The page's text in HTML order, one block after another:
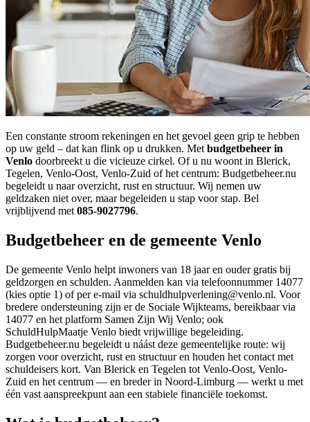
Een constante stroom rekeningen en het gevoel geen grip te hebben
op uw geld – dat kan flink op u drukken. Met budgetbeheer in
Venlo doorbreekt u die vicieuze cirkel. Of u nu woont in Blerick,
Tegelen, Venlo-Oost, Venlo-Zuid of het centrum: Budgetbeheer.nu
begeleidt u naar overzicht, rust en structuur. Wij nemen uw
geldzaken niet over, maar begeleiden u stap voor stap. Bel
vrijblijvend met 085-9027796.
Budgetbeheer en de gemeente Venlo
De gemeente Venlo helpt inwoners van 18 jaar en ouder gratis bij
geldzorgen en schulden. Aanmelden kan via telefoonnummer 14077
(kies optie 1) of per e-mail via schuldhulpverlening@venlo.nl. Voor
bredere ondersteuning zijn er de Sociale Wijkteams, bereikbaar via
14077 en het platform Samen Zijn Wij Venlo; ook
SchuldHulpMaatje Venlo biedt vrijwillige begeleiding.
Budgetbeheer.nu begeleidt u náást deze gemeentelijke route: wij
zorgen voor overzicht, rust en structuur en houden het contact met
schuldeisers kort. Van Blerick en Tegelen tot Venlo-Oost, Venlo-
Zuid en het centrum — en breder in Noord-Limburg — werkt u met
één vast aanspreekpunt aan een stabiele financiële toekomst.